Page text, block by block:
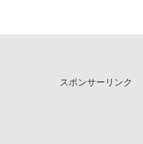
スポンサーリンク